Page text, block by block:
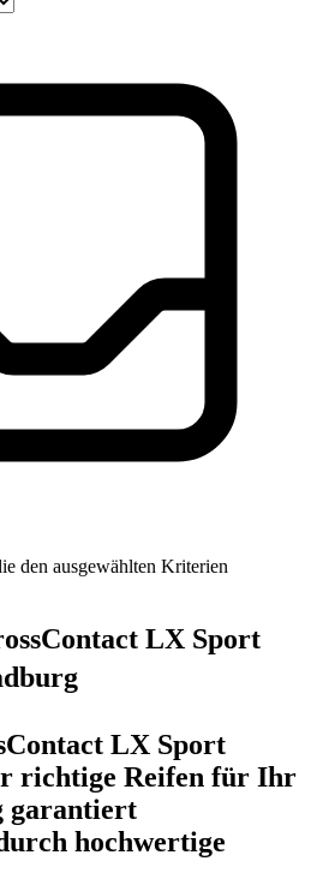
den ausgewählten Kriterien
LX Sport
LX Sport
richtige Reifen für Ihr
garantiert
hochwertige